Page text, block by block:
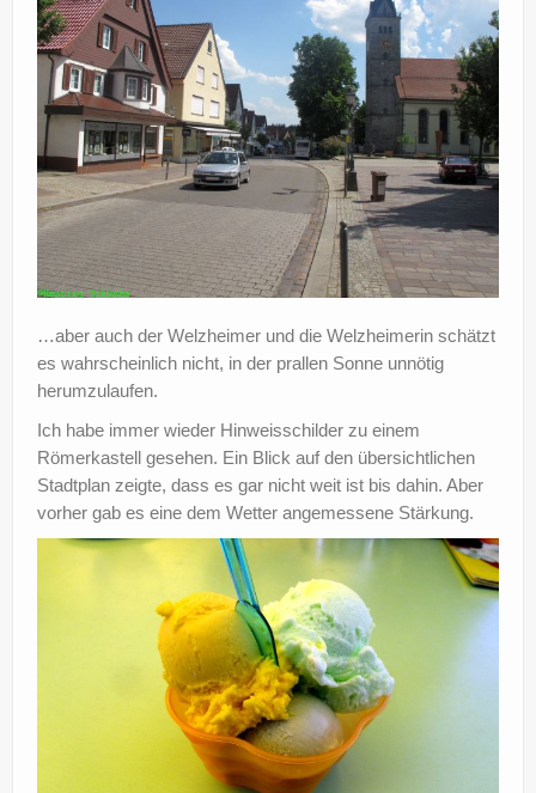
…aber auch der Welzheimer und die Welzheimerin schätzt
es wahrscheinlich nicht, in der prallen Sonne unnötig
herumzulaufen.
Ich habe immer wieder Hinweisschilder zu einem
Römerkastell gesehen. Ein Blick auf den übersichtlichen
Stadtplan zeigte, dass es gar nicht weit ist bis dahin. Aber
vorher gab es eine dem Wetter angemessene Stärkung.